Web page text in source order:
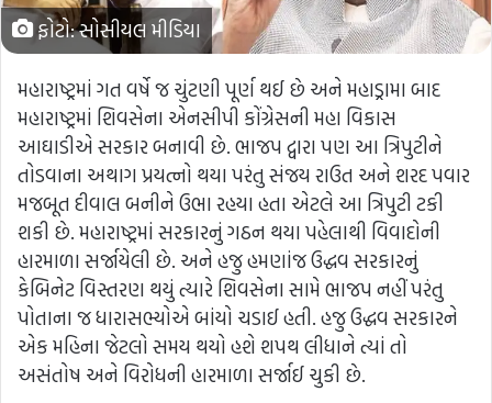
ફોટો: સોસીયલ મીડિયા
મહારાષ્ટ્રમાં ગત વર્ષે જ ચુંટણી પૂર્ણ થઈ છે અને મહાડ્રામા બાદ
મહારાષ્ટ્રમાં શિવસેના એનસીપી કોંગ્રેસની મહા વિકાસ
આઘાડીએ સરકાર બનાવી છે. ભાજપ દ્વારા પણ આ ત્રિપુટીને
તોડવાના અથાગ પ્રયત્નો થયા પરંતુ સંજય રાઉત અને શરદ પવાર
મજબૂત દીવાલ બનીને ઉભા રહયા હતા એટલે આ ત્રિપુટી ટકી
શકી છે. મહારાષ્ટ્રમાં સરકારનું ગઠન થયા પહેલાથી વિવાદોની
હારમાળા સર્જાયેલી છે. અને હજુ હમણાંજ ઉદ્ધવ સરકારનું
કેબિનેટ વિસ્તરણ થયું ત્યારે શિવસેના સામે ભાજપ નહીં પરંતુ
પોતાના જ ધારાસભ્યોએ બાંયો ચડાઈ હતી. હજુ ઉદ્ધવ સરકારને
એક મહિના જેટલો સમય થયો હશે શપથ લીધાને ત્યાં તો
અસંતોષ અને વિરોધની હારમાળા સર્જાઈ ચુકી છે.